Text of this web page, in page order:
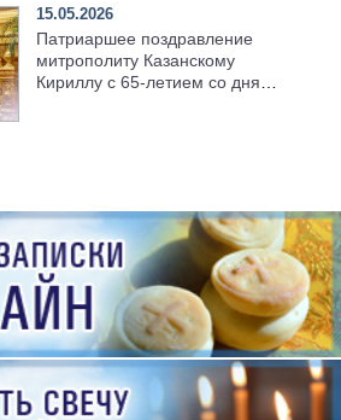
15.05.2026
Патриаршее поздравление
митрополиту Казанскому
Кириллу с 65-летием со дня